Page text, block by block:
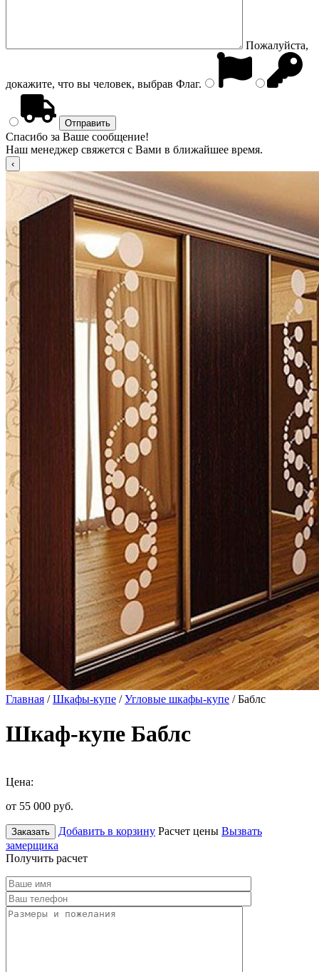
Пожалуйста,
докажите, что вы человек, выбрав Флаг.
Спасибо за Ваше сообщение!
Наш менеджер свяжется с Вами в ближайшее время.
Главная /Шкафы-купе /Угловые шкафы-купе / Баблс
Шкаф-купе Баблс
Цена:
от 55 000 руб.
Заказать Добавить в корзину Расчет цены Вызвать
замерщика
Получить расчет